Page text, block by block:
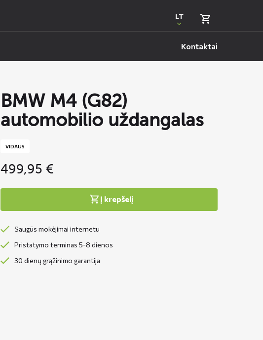
LT
Kontaktai
BMW M4 (G82)
automobilio uždangalas
VIDAUS
499,95 €
Į krepšelį
Saugūs mokėjimai internetu
Pristatymo terminas 5-8 dienos
30 dienų grąžinimo garantija